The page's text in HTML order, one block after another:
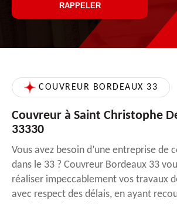
COUVREUR BORDEAUX 33
Couvreur à Saint Christophe
33330
Vous avez besoin d’une entreprise de
dans le 33 ? Couvreur Bordeaux 33
réaliser impeccablement vos travaux
avec respect des délais, en ayant